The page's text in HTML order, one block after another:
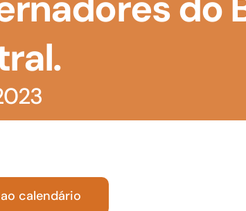
voltados aos serviços do setor de
calendário